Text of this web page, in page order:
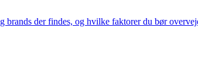
der findes, og hvilke faktorer du bør